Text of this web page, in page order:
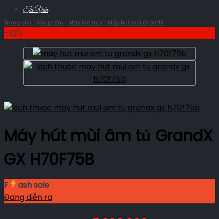
Tư Vấn
Trang chủ Sản phẩm Máy hút mùi Máy hút mùi GrandX
-32%
Máy hút mùi âm tủ GrandX
GX H70F75B
F
ash sale
Đang diễn ra